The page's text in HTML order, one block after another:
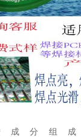
成分组